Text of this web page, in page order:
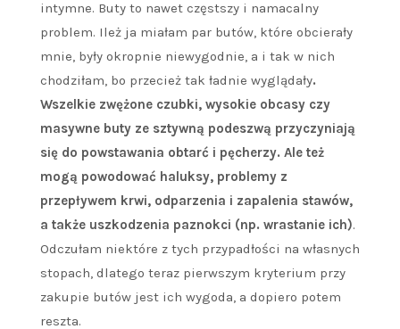
intymne. Buty to nawet częstszy i namacalny
problem. Ileż ja miałam par butów, które obcierały
mnie, były okropnie niewygodnie, a i tak w nich
chodziłam, bo przecież tak ładnie wyglądały.
Wszelkie zwężone czubki, wysokie obcasy czy
masywne buty ze sztywną podeszwą przyczyniają
się do powstawania obtarć i pęcherzy. Ale też
mogą powodować haluksy, problemy z
przepływem krwi, odparzenia i zapalenia stawów,
a także uszkodzenia paznokci (np. wrastanie ich).
Odczułam niektóre z tych przypadłości na własnych
stopach, dlatego teraz pierwszym kryterium przy
zakupie butów jest ich wygoda, a dopiero potem
reszta.